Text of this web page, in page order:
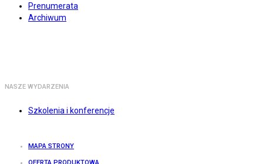
Prenumerata
Archiwum
NASZE WYDARZENIA
Szkolenia i konferencje
MAPA STRONY